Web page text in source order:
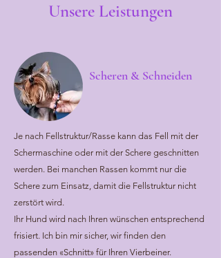
Unsere Leistungen
Scheren & Schneiden
Je nach Fellstruktur/Rasse kann das Fell mit der
Schermaschine oder mit der Schere geschnitten
werden. Bei manchen Rassen kommt nur die
Schere zum Einsatz, damit die Fellstruktur nicht
zerstört wird.
Ihr Hund wird nach Ihren wünschen entsprechend
frisiert. Ich bin mir sicher, wir finden den
passenden «Schnitt» für Ihren Vierbeiner.